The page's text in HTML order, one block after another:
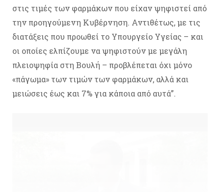
στις τιμές των φαρμάκων που είχαν ψηφιστεί από
την προηγούμενη Κυβέρνηση. Αντιθέτως, με τις
διατάξεις που προωθεί το Υπουργείο Υγείας – και
οι οποίες ελπίζουμε να ψηφιστούν με μεγάλη
πλειοψηφία στη Βουλή – προβλέπεται όχι μόνο
«πάγωμα» των τιμών των φαρμάκων, αλλά και
μειώσεις έως και 7% για κάποια από αυτά”.